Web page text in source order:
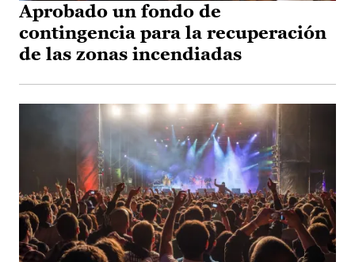
Aprobado un fondo de
contingencia para la recuperación
de las zonas incendiadas